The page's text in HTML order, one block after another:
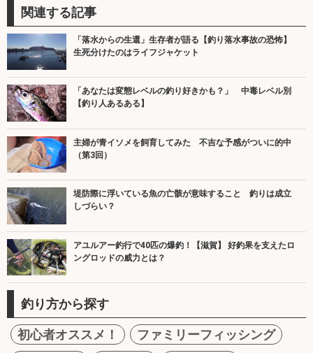
関連する記事
「落水からの生還」生存者が語る【釣り落水事故の恐怖】
生死分けたのはライフジャケット
「あなたは変態レベルの釣り好きかも？」 中毒レベル別
【釣り人あるある】
主婦が青イソメを飼育してみた 不吉な予感がついに的中
（第3回）
堤防際に浮いている魚の亡骸が意味すること 釣りは成立
しづらい？
アユルアー釣行で40匹の爆釣！【滋賀】 好釣果を支えたロ
ングロッドの威力とは？
釣り方から探す
初心者オススメ！
ファミリーフィッシング